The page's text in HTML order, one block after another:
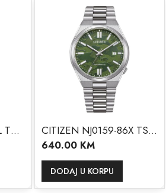
CITIZEN NJ0200-50L TSUYOSA CITIZEN NJ0159-86X TSUYOSA
640.00 KM
DODAJ U KORPU